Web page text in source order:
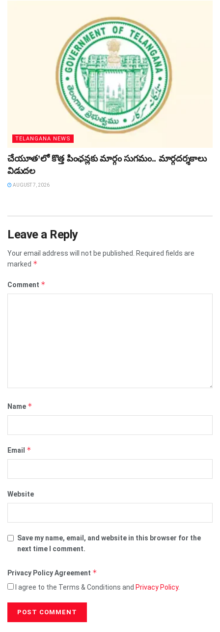
TELANGANA NEWS
చేయూత’లో కొత్త పింఛన్లకు మార్గం సుగమం.. మార్గదర్శకాలు
విడుదల
AUGUST 7, 2026
Leave a Reply
Your email address will not be published.
Required fields are
marked *
Comment *
Name *
Email *
Website
Save my name, email, and website in this browser for the
next time I comment.
Privacy Policy Agreement *
I agree to the Terms & Conditions and Privacy Policy.